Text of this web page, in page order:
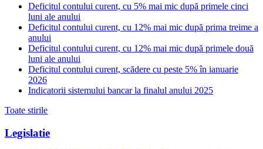
Deficitul contului curent, cu 5% mai mic după primele cinci
luni ale anului
Deficitul contului curent, cu 12% mai mic după prima treime a
anului
Deficitul contului curent, cu 12% mai mic după primele două
luni ale anului
Deficitul contului curent, scădere cu peste 5% în ianuarie
2026
Indicatorii sistemului bancar la finalul anului 2025
Toate stirile
Legislatie